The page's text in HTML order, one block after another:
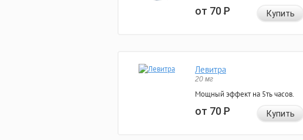
от 70Р Купить
Левитра
20 мг
Мощный эффект на 5ть часов.
от 70Р Купить